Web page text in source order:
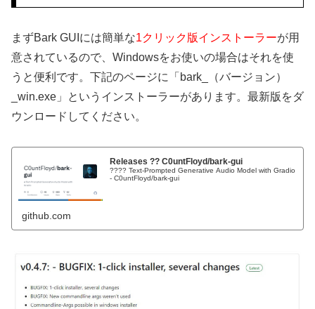
まずBark GUIには簡単な1クリック版インストーラーが用
意されているので、Windowsをお使いの場合はそれを使
うと便利です。下記のページに「bark_（バージョン）
_win.exe」というインストーラーがあります。最新版をダ
ウンロードしてください。
Releases ?? C0untFloyd/bark-gui
???? Text-Prompted Generative Audio Model with Gradio
- C0untFloyd/bark-gui
github.com